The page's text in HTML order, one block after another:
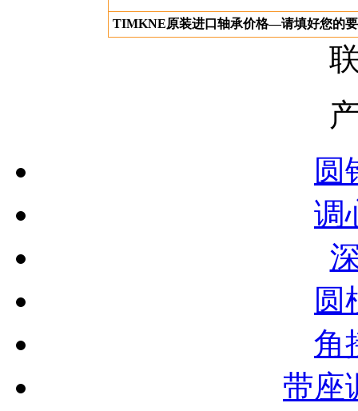
TIMKNE原装进口轴承价格—请填好您的
圆
调
圆
角
带座